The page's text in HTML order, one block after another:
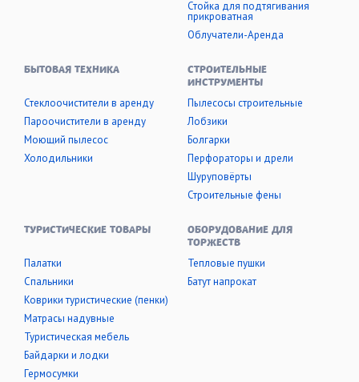
Стойка для подтягивания
прикроватная
Облучатели-Аренда
БЫТОВАЯ ТЕХНИКА
Стеклоочистители в аренду
Пароочистители в аренду
Моющий пылесос
Холодильники
СТРОИТЕЛЬНЫЕ
ИНСТРУМЕНТЫ
Пылесосы строительные
Лобзики
Болгарки
Перфораторы и дрели
Шуруповёрты
Строительные фены
ТУРИСТИЧЕСКИЕ ТОВАРЫ
Палатки
Cпальники
Коврики туристические (пенки)
Матрасы надувные
Туристическая мебель
Байдарки и лодки
Гермосумки
ОБОРУДОВАНИЕ ДЛЯ
ТОРЖЕСТВ
Тепловые пушки
Батут напрокат